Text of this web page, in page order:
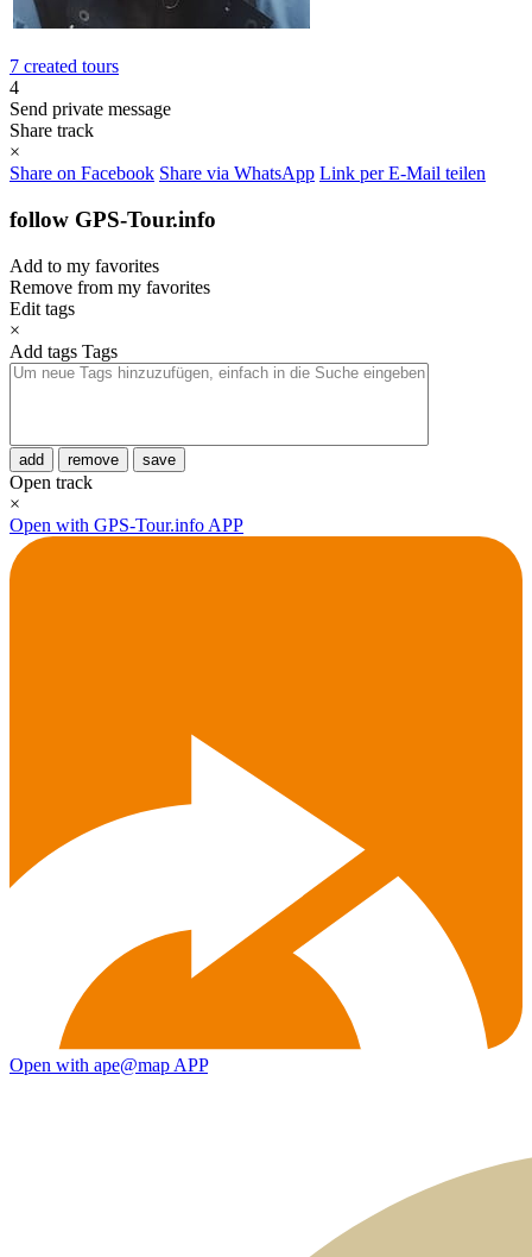
7 created tours
4
Send private message
Share track
×
Share on Facebook Share via WhatsApp Link per E-Mail teilen
follow GPS-Tour.info
Add to my favorites
Remove from my favorites
Edit tags
×
Add tags Tags
add remove save
Open track
×
Open with GPS-Tour.info APP
Open with ape@map APP